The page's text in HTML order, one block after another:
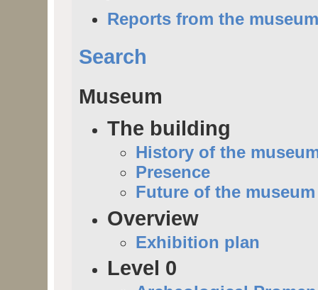
Reports from the
Search
Museum
The building
History of the
Presence
Future of the museum
Overview
Exhibition plan
Level 0